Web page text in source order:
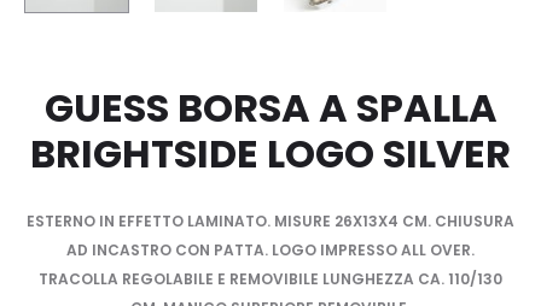
GUESS BORSA A SPALLA
BRIGHTSIDE LOGO SILVER
ESTERNO IN EFFETTO LAMINATO. MISURE 26X13X4 CM. CHIUSURA
AD INCASTRO CON PATTA. LOGO IMPRESSO ALL OVER.
TRACOLLA REGOLABILE E REMOVIBILE LUNGHEZZA CA. 110/130